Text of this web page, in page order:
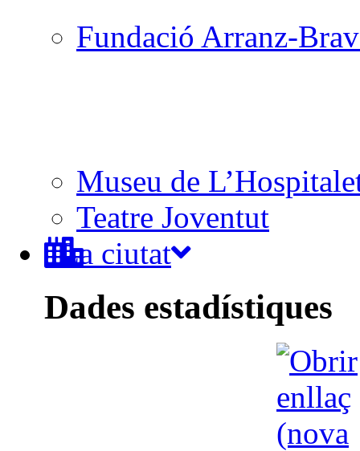
Fundació Arranz-
Museu de
Teatre Joventut
La ciutat
Dades estadístiques